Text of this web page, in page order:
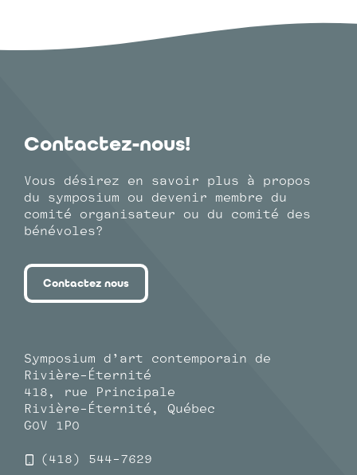
Contactez-nous!
Vous désirez en savoir plus à propos
du symposium ou devenir membre du
comité organisateur ou du comité des
bénévoles?
Contactez nous
Symposium d’art contemporain de
Rivière-Éternité
418, rue Principale
Rivière-Éternité, Québec
G0V 1P0
(418) 544-7629